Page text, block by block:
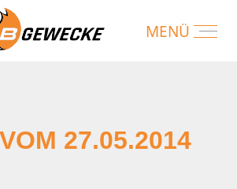
27.05.2014